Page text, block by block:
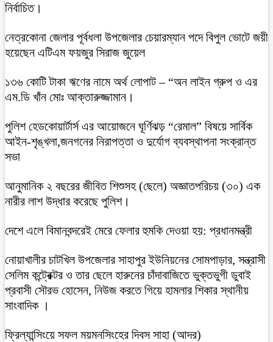
নির্বাচিত।
নেত্রকোনা জেলার পূর্বধলা উপজেলার চেয়ারম্যান পদে বিপুল ভোটে জয়ী
হয়েছেন এটিএম ফয়জুর সিরাজ জুয়েল
১৩৬ কোটি টাকা ঋণের নামে অর্থ লোপাট – “অন লাইন গ্রুপ ও এর
এম.ডি খাঁন মোঃ আক্তারুজ্জামান।
পুলিশ হেডকোয়ার্টার্স এর আয়োজনে ঘূর্ণিঝড় “রেমাল” বিষয়ে সার্বিক
আইন-শৃঙ্খলা,জনগনের নিরাপত্তা ও দুর্যোগ ব্যবস্থাপনা সংক্রান্ত
সভা
আনুমানিক ২ বছরের জীবিত শিশুসহ (ছেলে) অজ্ঞাতপরিচয় (৩০) এক
নারীর লাশ উদ্ধার করেছে পুলিশ।
দেশে এলে বিমানবন্দরেই মেরে ফেলার হুমকি দেওয়া হয়: প্রধানমন্ত্রী
নোয়াখালীর চাটখিল উপজেলার সাহাপুর ইউনিয়নের সোমপাড়ার, সন্ত্রাসী
সেলিম কন্ট্রেক্টর ও তার ছেলে হারুনের চাঁদাবাজিতে ভুক্তভুগী ডুবাই
প্রবাসী সৌরভ হোসেন, নিউজ করতে গিয়ে হামলার শিকার স্থানীয়
সাংবাদিক ।
ফ্রিল্যান্সিংয়ে সফল ময়মনসিংহের দিবস সাহা (আদর)